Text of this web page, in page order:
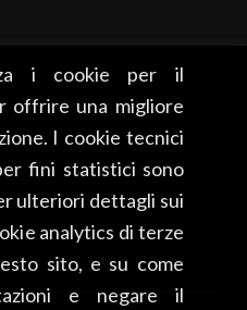
i cookie per il
offrire una migliore
I cookie tecnici
fini statistici sono
ulteriori dettagli sui
analytics di terze
sito, e su come
e negare il